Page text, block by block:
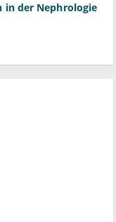
in der Nephrologie